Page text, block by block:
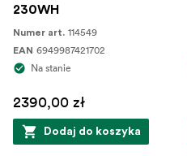
230WH
Numer art. 114549
EAN 6949987421702
Na stanie
2390,00 zł
Dodaj do koszyka